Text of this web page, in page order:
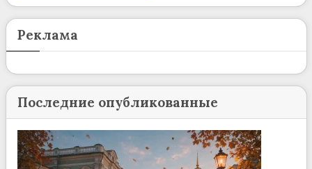
Реклама
Последние опубликованные